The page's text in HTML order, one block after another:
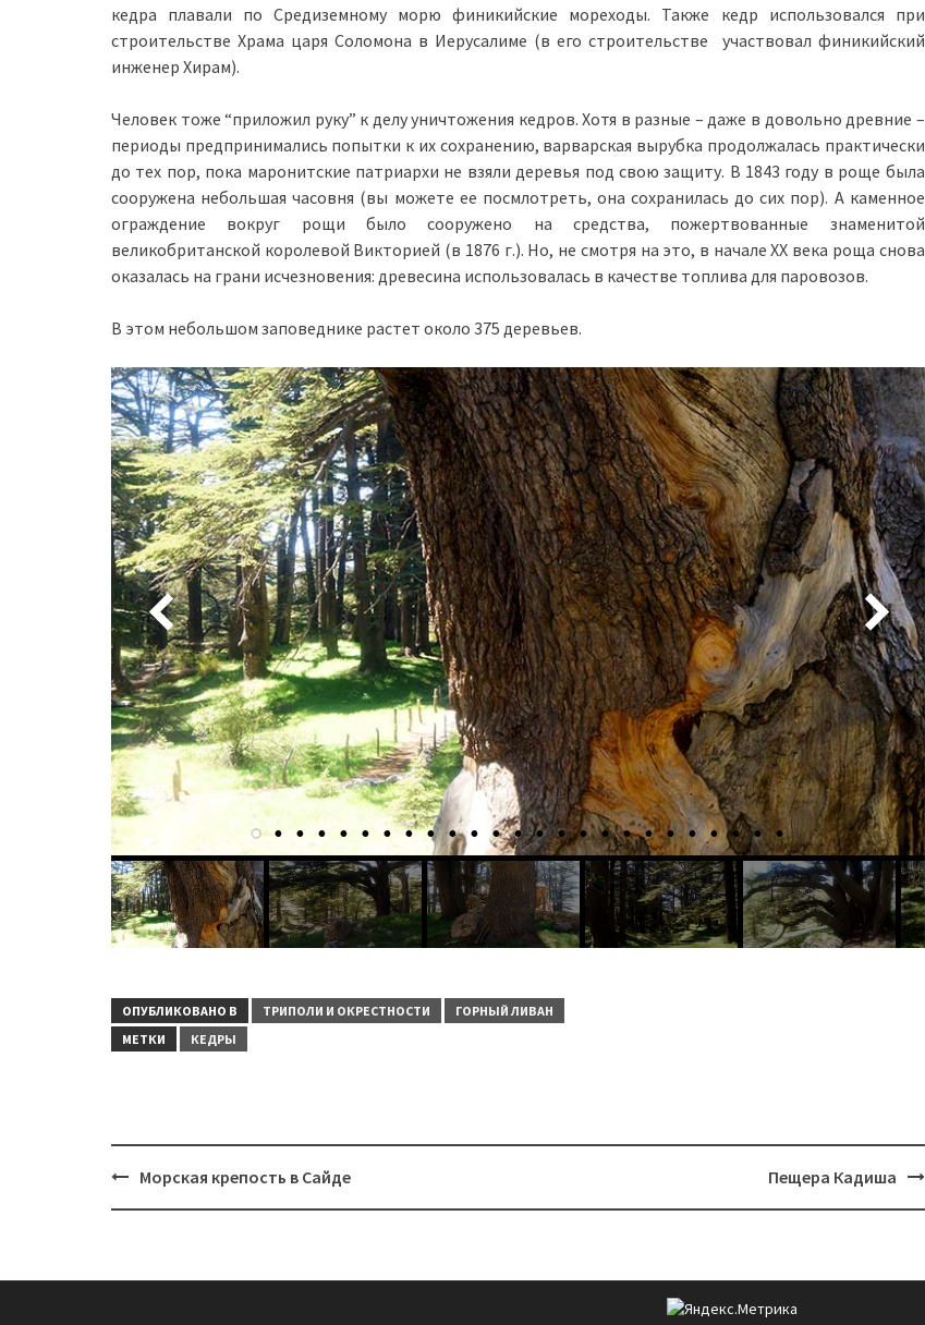
кедра плавали по Средиземному морю финикийские мореходы. Также кедр использовался при
строительстве Храма царя Соломона в Иерусалиме (в его строительстве участвовал финикийский
инженер Хирам).
Человек тоже “приложил руку” к делу уничтожения кедров. Хотя в разные – даже в довольно древние –
периоды предпринимались попытки к их сохранению, варварская вырубка продолжалась практически
до тех пор, пока маронитские патриархи не взяли деревья под свою защиту. В 1843 году в роще была
сооружена небольшая часовня (вы можете ее посмлотреть, она сохранилась до сих пор). А каменное
ограждение вокруг рощи было сооружено на средства, пожертвованные знаменитой
великобританской королевой Викторией (в 1876 г.). Но, не смотря на это, в начале ХХ века роща снова
оказалась на грани исчезновения: древесина использовалась в качестве топлива для паровозов.
В этом небольшом заповеднике растет около 375 деревьев.
ОПУБЛИКОВАНО В ТРИПОЛИ И ОКРЕСТНОСТИ
ГОРНЫЙ ЛИВАН
МЕТКИ
КЕДРЫ
Навигация
Морская крепость в Сайде Пещера Кадиша